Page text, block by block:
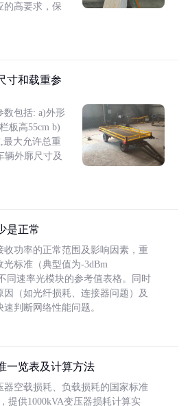
的高要求，保
寸和载重参
数包括: a)外形
板高55cm b)
最大允许总重
辆外廓尺寸及
是正常
收功率的正常范围及影响因素，重
光标准（典型值为-3dBm
同速率光模块的参考值表格。同时
（如光纤损耗、连接器问题）及
判断网络性能问题。
一览表及计算方法
器空载损耗、负载损耗的国家标准
提供1000kVA变压器损耗计算实